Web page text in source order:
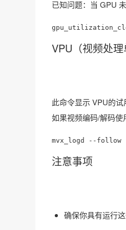
已知问题：当 GPU
VPU（视频处理
此命令显示 VPU的试
如果视频编码/解码使
mvx_logd --follow
注意事项
确保你具有运行